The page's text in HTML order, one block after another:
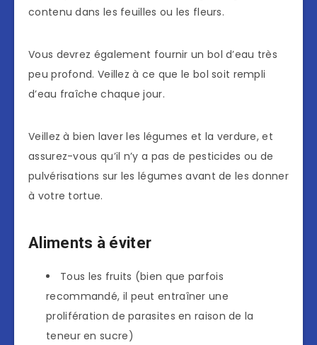
contenu dans les feuilles ou les fleurs.
Vous devrez également fournir un bol d’eau très
peu profond. Veillez à ce que le bol soit rempli
d’eau fraîche chaque jour.
Veillez à bien laver les légumes et la verdure, et
assurez-vous qu’il n’y a pas de pesticides ou de
pulvérisations sur les légumes avant de les donner
à votre tortue.
Aliments à éviter
Tous les fruits (bien que parfois
recommandé, il peut entraîner une
prolifération de parasites en raison de la
teneur en sucre)